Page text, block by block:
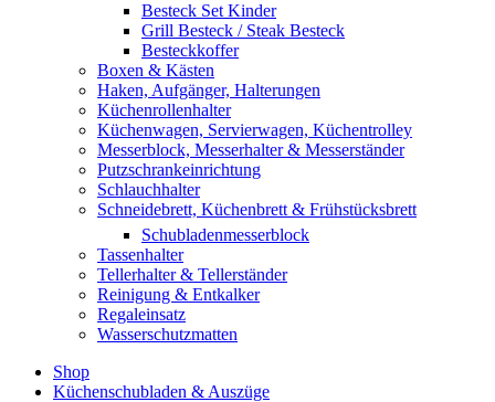
Besteck Set Kinder
Grill Besteck / Steak Besteck
Besteckkoffer
Boxen & Kästen
Haken, Aufgänger, Halterungen
Küchenrollenhalter
Küchenwagen, Servierwagen, Küchentrolley
Messerblock, Messerhalter & Messerständer
Putzschrankeinrichtung
Schlauchhalter
Schneidebrett, Küchenbrett & Frühstücksbrett
Schubladenmesserblock
Tassenhalter
Tellerhalter & Tellerständer
Reinigung & Entkalker
Regaleinsatz
Wasserschutzmatten
Shop
Küchenschubladen & Auszüge